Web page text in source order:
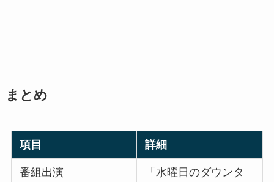
まとめ
項目 詳細
番組出演
「水曜日のダウンタ